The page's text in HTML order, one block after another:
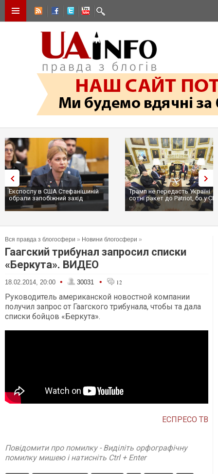
Експослу в США Стефанішиній
обрали запобіжний захід
Трамп не передасть Україні
сотні ракет до Patriot, бо у
...
Вся правда з блогосфери » Новини блогосфери »
Гаагский трибунал запросил списки
«Беркута». ВИДЕО
18.02.2014, 20:00 • 30031 • 12
Руководитель американской новостной компании
получил запрос от Гаагского трибунала, чтобы та дала
списки бойцов «Беркута».
ЕСПРЕСО ТВ
Повідомити про помилку - Виділіть орфографічну
помилку мишею і натисніть Ctrl + Enter